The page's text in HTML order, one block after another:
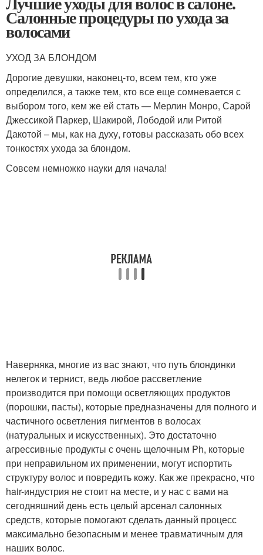
Салонные процедуры по ухода за
волосами
УХОД ЗА БЛОНДОМ
Дорогие девушки, наконец-то, всем тем, кто уже
определился, а также тем, кто все еще сомневается с
выбором того, кем же ей стать — Мерлин Монро, Сарой
Джессикой Паркер, Шакирой, Лободой или Ритой
Дакотой – мы, как на духу, готовы рассказать обо всех
тонкостях ухода за блондом.
Совсем немножко науки для начала!
Наверняка, многие из вас знают, что путь блондинки
нелегок и тернист, ведь любое рассветление
производится при помощи осветляющих продуктов
(порошки, пасты), которые предназначены для полного и
частичного осветления пигментов в волосах
(натуральных и искусственных). Это достаточно
агрессивные продукты с очень щелочным Ph, которые
при неправильном их применении, могут испортить
структуру волос и повредить кожу. Как же прекрасно, что
hair-индустрия не стоит на месте, и у нас с вами на
сегодняшний день есть целый арсенал салонных
средств, которые помогают сделать данный процесс
максимально безопасным и менее травматичным для
наших волос.